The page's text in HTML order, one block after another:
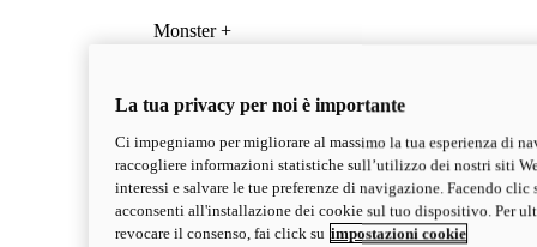
Monster +
Peso in ordine di marcia
senza carburante
A partire da 13.290 €
Depotenziata 35 kW: 12.290 €i
Configura Scopri di più
new Monster 100
La tua privacy per noi è importante
Ci impegniamo per migliorare al massimo la tua esperienza di
raccogliere informazioni statistiche sull’utilizzo dei nostri siti
interessi e salvare le tue preferenze di navigazione. Facendo
acconsenti all'installazione dei cookie sul tuo dispositivo. Per
revocare il consenso, fai click su impostazioni cookie